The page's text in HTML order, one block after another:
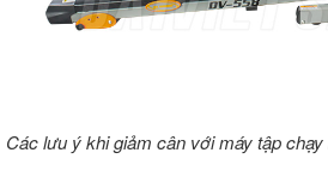
Các lưu ý khi giảm cân với máy tập chạy